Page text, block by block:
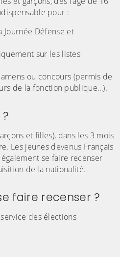
pour :
Journée Défense et
sur les listes
ou concours (permis de
de la fonction publique…).
et filles), dans les 3 mois
Les jeunes devenus Français
se faire recenser
de la nationalité.
faire recenser ?
des élections